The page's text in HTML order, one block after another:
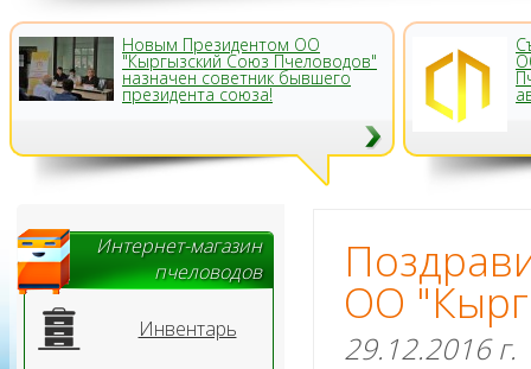
Новым Президентом ОО
"Кыргызский Союз Пчеловодов"
назначен советник бывшего
президента союза!
Интернет-магазин
пчеловодов
Инвентарь ОО
29.12.2016 г.